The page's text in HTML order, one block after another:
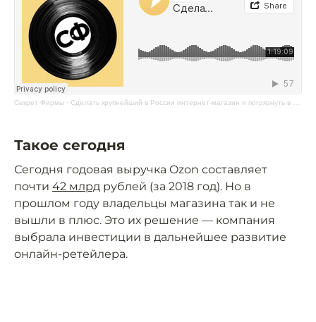
Секрет Фирмы · Cделать крупнейший в России интернет-магазин и погрязнуть в убытках. Интервью с основателями Ozon
Такое сегодня
Сегодня годовая выручка Ozon составляет
почти 42 млрд рублей (за 2018 год). Но в
прошлом году владельцы магазина так и не
вышли в плюс. Это их решение — компания
выбрала инвестиции в дальнейшее развитие
онлайн-ретейлера.